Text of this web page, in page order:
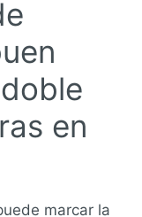
en
marcar la